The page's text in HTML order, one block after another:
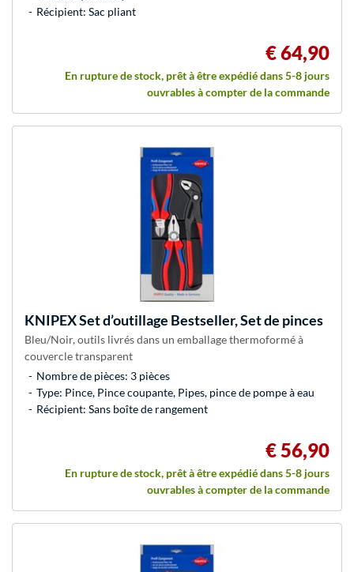
Récipient: Sac pliant
€ 64,90
En rupture de stock, prêt à être expédié dans 5-8 jours
ouvrables à compter de la commande
KNIPEXSet d’outillage Bestseller, Set de pinces
Bleu/Noir, outils livrés dans un emballage thermoformé à
couvercle transparent
Nombre de pièces: 3 pièces
Type: Pince, Pince coupante, Pipes, pince de pompe à eau
Récipient: Sans boîte de rangement
€ 56,90
En rupture de stock, prêt à être expédié dans 5-8 jours
ouvrables à compter de la commande